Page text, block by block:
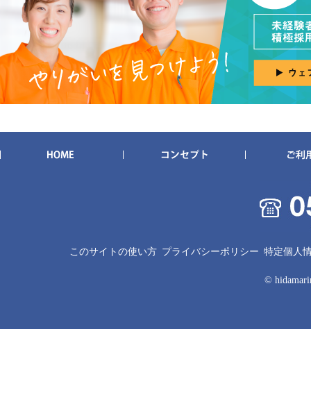
このサイトの使い方 プライバシーポリシー 特定個人
©